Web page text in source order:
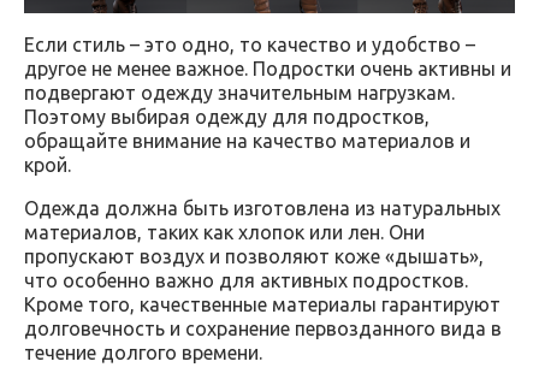
Если стиль – это одно, то качество и удобство –
другое не менее важное. Подростки очень активны и
подвергают одежду значительным нагрузкам.
Поэтому выбирая одежду для подростков,
обращайте внимание на качество материалов и
крой.
Одежда должна быть изготовлена из натуральных
материалов, таких как хлопок или лен. Они
пропускают воздух и позволяют коже «дышать»,
что особенно важно для активных подростков.
Кроме того, качественные материалы гарантируют
долговечность и сохранение первозданного вида в
течение долгого времени.